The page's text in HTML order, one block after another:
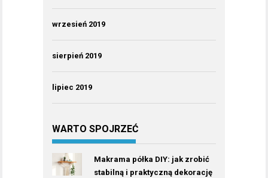
wrzesień 2019
sierpień 2019
lipiec 2019
WARTO SPOJRZEĆ
Makrama półka DIY: jak zrobić
stabilną i praktyczną dekorację